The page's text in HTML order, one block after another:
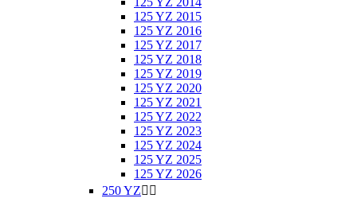
125 YZ 2015
125 YZ 2016
125 YZ 2017
125 YZ 2018
125 YZ 2019
125 YZ 2020
125 YZ 2021
125 YZ 2022
125 YZ 2023
125 YZ 2024
125 YZ 2025
125 YZ 2026
250 YZ 